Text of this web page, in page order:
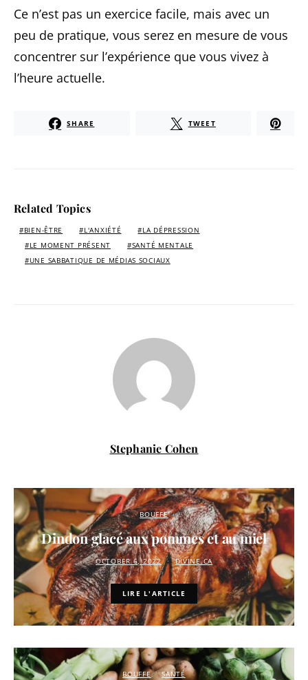
Ce n’est pas un exercice facile, mais avec un
peu de pratique, vous serez en mesure de vous
concentrer sur l’expérience que vous vivez à
l’heure actuelle.
SHARE TWEET
Related Topics
BIEN-ÊTRE L'ANXIÉTÉ
LA DÉPRESSION
LE MOMENT PRÉSENT
SANTÉ MENTALE
UNE SABBATIQUE DE MÉDIAS SOCIAUX
Stephanie Cohen
BOUFFE
Dindon glacé aux pommes et au miel
OCTOBER 6, 2022 DIVINE.CA
LIRE L'ARTICLE
BOUFFE SANTÉ